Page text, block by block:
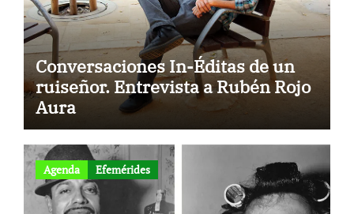
Conversaciones In-Éditas de un
ruiseñor. Entrevista a Rubén Rojo
Aura
Agenda Efemérides